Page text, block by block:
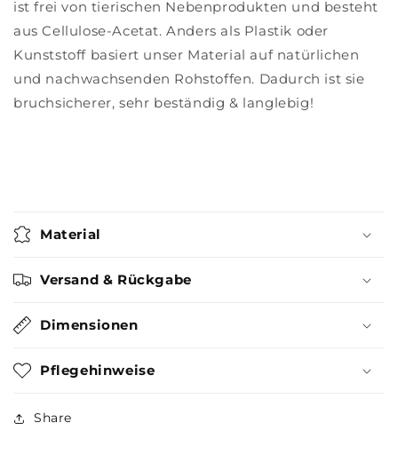
ist frei von tierischen Nebenprodukten und besteht
aus Cellulose-Acetat. Anders als Plastik oder
Kunststoff basiert unser Material auf natürlichen
und nachwachsenden Rohstoffen. Dadurch ist sie
bruchsicherer, sehr beständig & langlebig!
Material
Versand & Rückgabe
Dimensionen
Pflegehinweise
Share